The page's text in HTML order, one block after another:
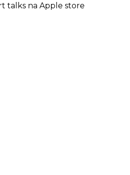
talks na Apple store